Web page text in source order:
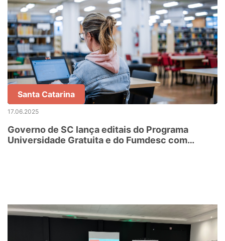
Santa Catarina
17.06.2025
Governo de SC lança editais do Programa
Universidade Gratuita e do Fumdesc com